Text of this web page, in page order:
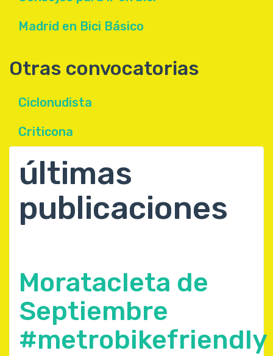
Madrid en Bici Básico
Otras convocatorias
Ciclonudista
Criticona
últimas
publicaciones
Moratacleta de
Septiembre
#metrobikefriendly